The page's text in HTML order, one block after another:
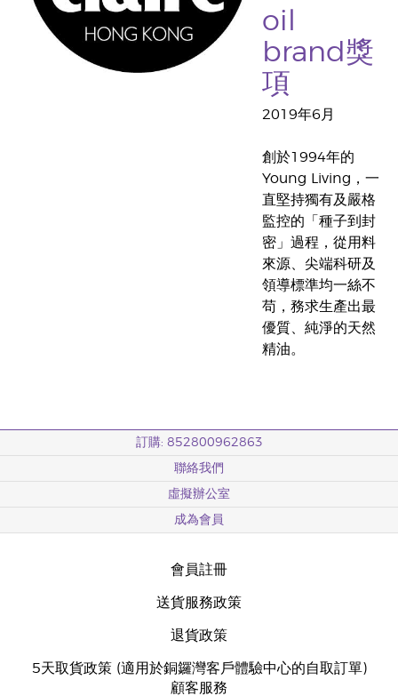
oil
brand獎
項
2019年6月
創於1994年的
Young Living，一
直堅持獨有及嚴格
監控的「種子到封
密」過程，從用料
來源、尖端科研及
領導標準均一絲不
苟，務求生產出最
優質、純淨的天然
精油。
訂購: 852800962863
聯絡我們
虛擬辦公室
成為會員
會員註冊
送貨服務政策
退貨政策
5天取貨政策 (適用於銅鑼灣客戶體驗中心的自取訂單)
顧客服務